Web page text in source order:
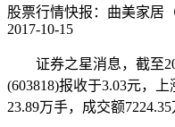
股票行情快报：曲美家居
2017-10-15
证券之星消息，截至
(603818)报收于3.03元，
23.89万手，成交额7224.35